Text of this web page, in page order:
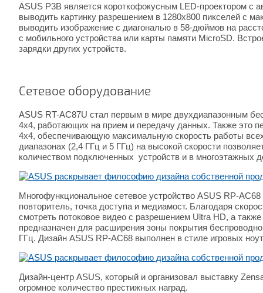
ASUS P3B является короткофокусным LED-проектором с
выводить картинку разрешением в 1280х800 пикселей с
выводить изображение с диагональю в 58-дюймов на
с мобильного устройства или карты памяти MicroSD.
зарядки других устройств.
Сетевое оборудование
ASUS RT-AC87U стал первым в мире двухдиапазонным
4х4, работающих на прием и передачу данных. Также это
4x4, обеспечивающую максимальную скорость работы
диапазонах (2,4 ГГц и 5 ГГц) на высокой скорости
количеством подключенных устройств и в многоэтажных
Многофункциональное сетевое устройство ASUS RP-
повторитель, точка доступа и медиамост. Благодаря
смотреть потоковое видео с разрешением Ultra HD, а
предназначен для расширения зоны покрытия
ГГц. Дизайн ASUS RP-AC68 выполнен в стиле игровых
Дизайн-центр ASUS, который и организовал выставку
огромное количество престижных наград.